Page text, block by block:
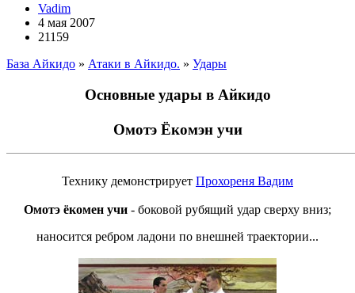
Vadim
4 мая 2007
21159
База Айкидо » Атаки в Айкидо. » Удары
Основные удары в Айкидо
Омотэ Ёкомэн учи
Технику демонстрирует Прохореня Вадим
Омотэ ёкомен учи - боковой рубящий удар сверху вниз;
наносится ребром ладони по внешней траектории...